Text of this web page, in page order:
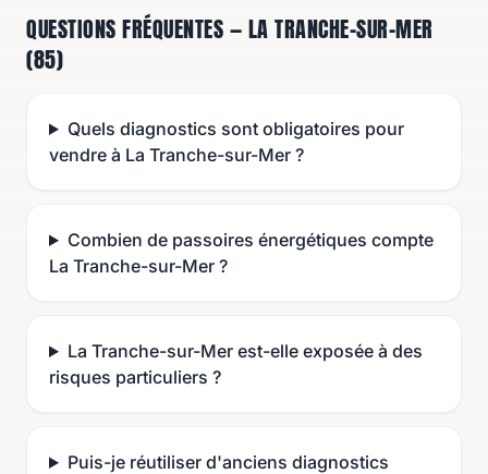
QUESTIONS FRÉQUENTES — LA TRANCHE-SUR-MER
(85)
Quels diagnostics sont obligatoires pour
vendre à La Tranche-sur-Mer ?
Combien de passoires énergétiques compte
La Tranche-sur-Mer ?
La Tranche-sur-Mer est-elle exposée à des
risques particuliers ?
Puis-je réutiliser d'anciens diagnostics